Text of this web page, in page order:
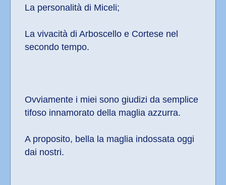
La personalità di Miceli;
La vivacità di Arboscello e Cortese nel
secondo tempo.
Ovviamente i miei sono giudizi da semplice
tifoso innamorato della maglia azzurra.
A proposito, bella la maglia indossata oggi
dai nostri.